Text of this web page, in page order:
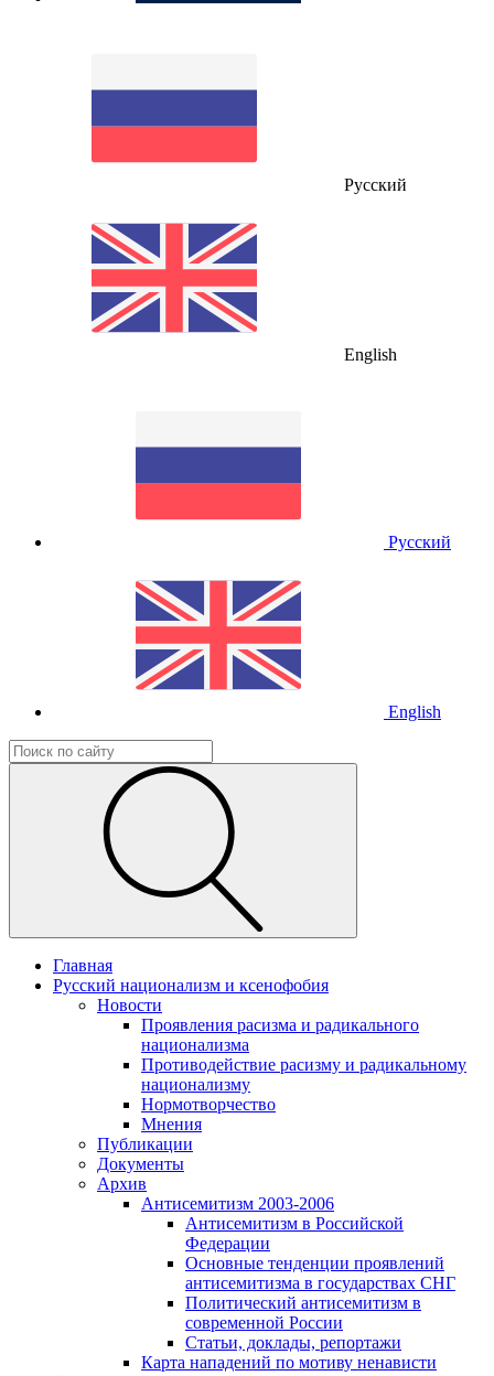
Русский
English
Русский
English
Главная
Русский национализм и ксенофобия
Новости
Проявления расизма и радикального
национализма
Противодействие расизму и радикальному
национализму
Нормотворчество
Мнения
Публикации
Документы
Архив
Антисемитизм 2003-2006
Антисемитизм в Российской
Федерации
Основные тенденции проявлений
антисемитизма в государствах СНГ
Политический антисемитизм в
современной России
Статьи, доклады, репортажи
Карта нападений по мотиву ненависти